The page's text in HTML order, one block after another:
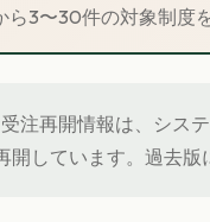
3〜30件の対象制度
注再開情報は、シ
しています。過去